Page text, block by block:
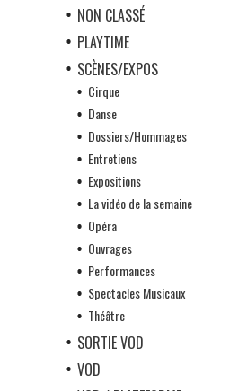
NON CLASSÉ
PLAYTIME
SCÈNES/EXPOS
Cirque
Danse
Dossiers/Hommages
Entretiens
Expositions
La vidéo de la semaine
Opéra
Ouvrages
Performances
Spectacles Musicaux
Théâtre
SORTIE VOD
VOD